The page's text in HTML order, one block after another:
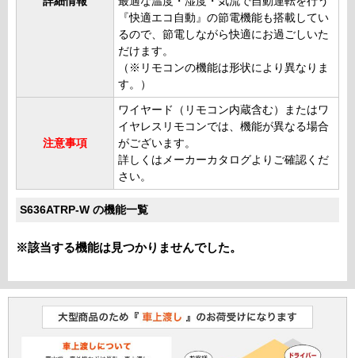
『快適エコ自動』の節電機能も搭載してい
るので、節電しながら快適にお過ごしいた
だけます。
（※リモコンの機能は形状により異なりま
す。）
注意事項
ワイヤード（リモコン内蔵含む）またはワ
イヤレスリモコンでは、機能が異なる場合
がございます。
詳しくはメーカーカタログよりご確認くだ
さい。
S636ATRP-W の機能一覧
※該当する機能は見つかりませんでした。